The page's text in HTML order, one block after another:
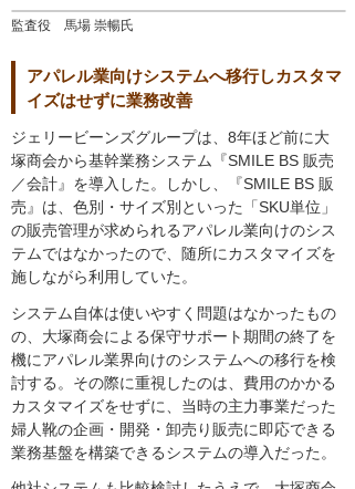
監査役 馬場 崇暢氏
アパレル業向けシステムへ移行しカスタマ
イズはせずに業務改善
ジェリービーンズグループは、8年ほど前に大
塚商会から基幹業務システム『SMILE BS 販売
／会計』を導入した。しかし、『SMILE BS 販
売』は、色別・サイズ別といった「SKU単位」
の販売管理が求められるアパレル業向けのシス
テムではなかったので、随所にカスタマイズを
施しながら利用していた。
システム自体は使いやすく問題はなかったもの
の、大塚商会による保守サポート期間の終了を
機にアパレル業界向けのシステムへの移行を検
討する。その際に重視したのは、費用のかかる
カスタマイズをせずに、当時の主力事業だった
婦人靴の企画・開発・卸売り販売に即応できる
業務基盤を構築できるシステムの導入だった。